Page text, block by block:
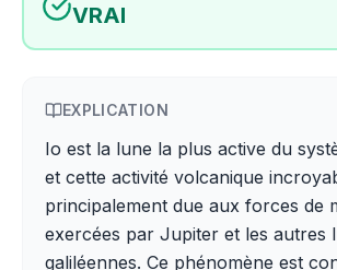
VRAI
EXPLICATION
Io est la lune la plus active du
et cette activité volcanique
principalement due aux forces de
exercées par Jupiter et les autres
galiléennes. Ce phénomène est